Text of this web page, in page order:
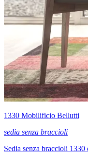
1330 Mobilificio Bellutti
sedia senza braccioli
Sedia senza braccioli